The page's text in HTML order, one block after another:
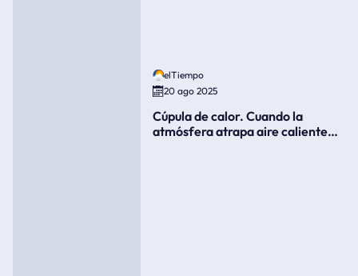
elTiempo
20 ago 2025
Cúpula de calor. Cuando la
atmósfera atrapa aire caliente